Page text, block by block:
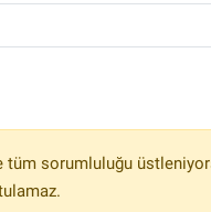
tüm sorumluluğu